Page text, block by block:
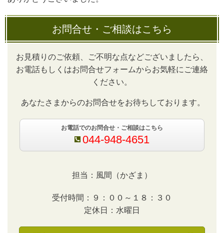
お問合せ・ご相談はこちら
お見積りのご依頼、ご不明な点などございましたら、
お電話もしくはお問合せフォームからお気軽にご連絡
ください。
あなたさまからのお問合せをお待ちしております。
お電話でのお問合せ・ご相談はこちら
044-948-4651
担当：風間（かざま）
受付時間：９：００～１８：３０
定休日：水曜日